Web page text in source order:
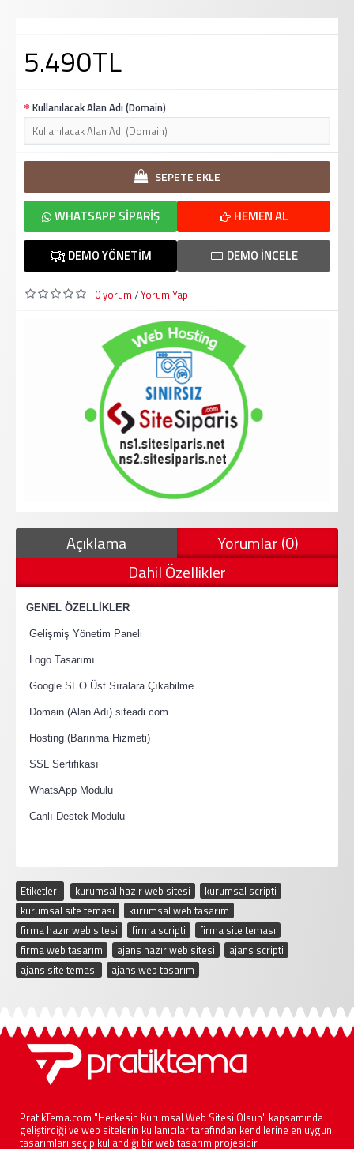
5.490TL
Kullanılacak Alan Adı (Domain)
SEPETE EKLE
HEMEN AL
WHATSAPP SIPARIŞ
DEMO İNCELE
DEMO YÖNETIM
0 yorum /Yorum Yap
Açıklama
Yorumlar (0)
Dahil Özellikler
GENEL ÖZELLİKLER
Gelişmiş Yönetim Paneli
Logo Tasarımı
Google SEO Üst Sıralara Çıkabilme
Domain (Alan Adı) siteadi.com
Hosting (Barınma Hizmeti)
SSL Sertifikası
WhatsApp Modulu
Canlı Destek Modulu
Etiketler: kurumsal hazır web sitesi kurumsal scripti
kurumsal site teması
kurumsal web tasarım
firma hazır web sitesi
firma scripti firma site teması
firma web tasarım
ajans hazır web sitesi ajans scripti
ajans site teması
ajans web tasarım
PratikTema.com "Herkesin Kurumsal Web Sitesi Olsun" kapsamında
geliştirdiği ve web sitelerin kullanıcılar tarafından kendilerine en uygun
tasarımları seçip kullandığı bir web tasarım projesidir.